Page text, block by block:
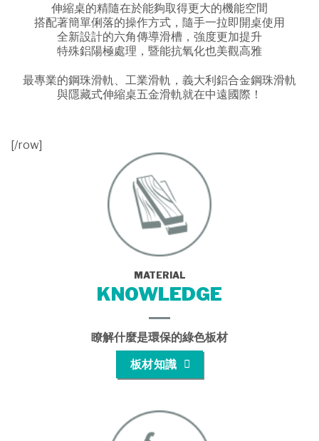
伸縮桌的精隨在於能夠取得更大的機能空間
搭配著簡單俐落的操作方式，隨手一拉即開桌使用
全新設計的六角傳導滑槽，強度更加提升
特殊鋁陽極處理，暨能抗氧化也美觀高雅
最專業的鋼珠滑軌、工業滑軌，義大利鋁合金鋼珠滑軌
與隱藏式伸縮桌五金滑軌就在中遠國際！
[/row]
MATERIAL
KNOWLEDGE
瞭解什麼是環保的綠色板材
板材知識